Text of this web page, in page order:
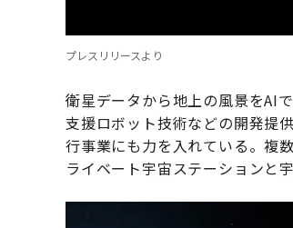
プレスリリースより
衛星データから地上の風景をAI
支援ロボット技術などの開発提
行事業にも力を入れている。複
ライベート宇宙ステーションと